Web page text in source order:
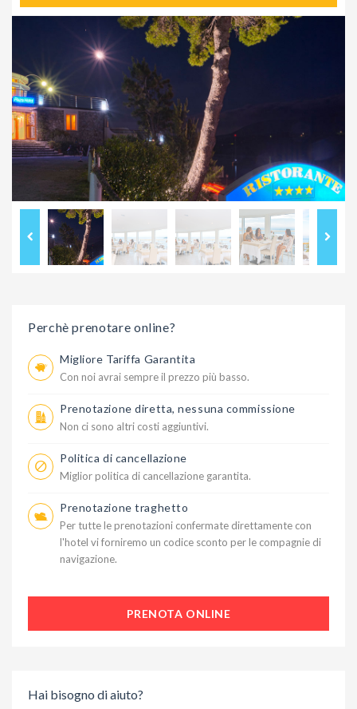
Perchè prenotare online?
Migliore Tariffa Garantita
Con noi avrai sempre il prezzo più basso.
Prenotazione diretta, nessuna commissione
Non ci sono altri costi aggiuntivi.
Politica di cancellazione
Miglior politica di cancellazione garantita.
Prenotazione traghetto
Per tutte le prenotazioni confermate direttamente con
l'hotel vi forniremo un codice sconto per le compagnie di
navigazione.
PRENOTA ONLINE
Hai bisogno di aiuto?